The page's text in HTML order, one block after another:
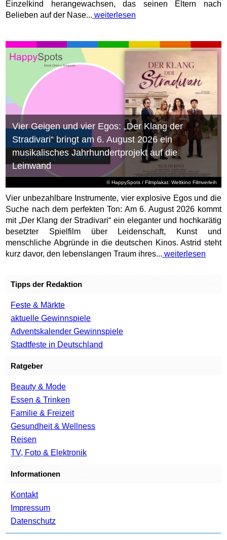
Einzelkind herangewachsen, das seinen Eltern nach
Belieben auf der Nase... weiterlesen
© HappySpots / Filmplakat: Weltkino Filmverleih
Vier Geigen und vier Egos: „Der Klang der
Stradivari“ bringt am 6. August 2026 ein
musikalisches Jahrhundertprojekt auf die
Leinwand
Vier unbezahlbare Instrumente, vier explosive Egos und die
Suche nach dem perfekten Ton: Am 6. August 2026 kommt
mit „Der Klang der Stradivari“ ein eleganter und hochkarätig
besetzter Spielfilm über Leidenschaft, Kunst und
menschliche Abgründe in die deutschen Kinos. Astrid steht
kurz davor, den lebenslangen Traum ihres... weiterlesen
Tipps der Redaktion
Feste & Märkte
aktuelle Gewinnspiele
Adventskalender Gewinnspiele
Stadtfeste in Deutschland
Ratgeber
Beauty & Mode
Essen & Trinken
Familie & Freizeit
Gesundheit & Wellness
Reisen
TV, Foto & Elektronik
Informationen
Kontakt
Impressum
Datenschutz